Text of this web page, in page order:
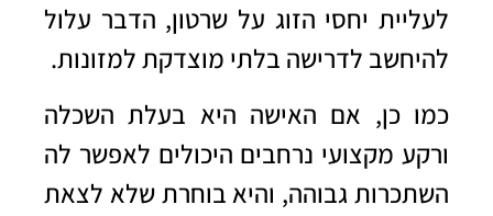
לעליית יחסי הזוג על שרטון, הדבר עלול
להיחשב לדרישה בלתי מוצדקת למזונות.
כמו כן, אם האישה היא בעלת השכלה
ורקע מקצועי נרחבים היכולים לאפשר לה
השתכרות גבוהה, והיא בוחרת שלא לצאת